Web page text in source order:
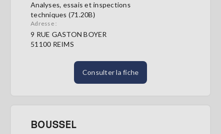
Analyses, essais et inspections
techniques (71.20B)
Adresse :
9 RUE GASTON BOYER
51100 REIMS
Consulter la fiche
BOUSSEL